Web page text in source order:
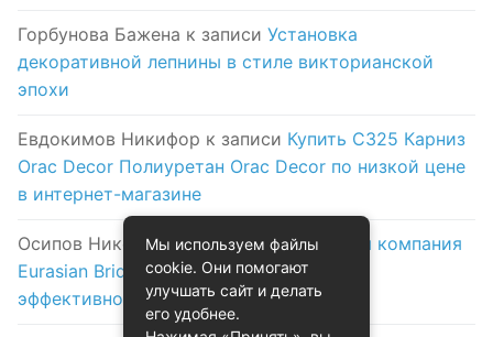
Горбунова Бажена к записи Установка
декоративной лепнины в стиле викторианской
эпохи
Евдокимов Никифор к записи Купить C325 Карниз
Orac Decor Полиуретан Orac Decor по низкой цене
в интернет-магазине
Осипов Николак записиЛогистическая компания
Eurasian Bridge в Астане: надежность и
эффективность на первом месте
Мы используем файлы
cookie. Они помогают
улучшать сайт и делать
его удобнее.